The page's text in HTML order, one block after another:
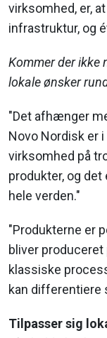
virksomhed, er,
infrastruktur, og
Kommer der ikke
lokale ønsker
"Det afhænger
Novo Nordisk er
virksomhed på
produkter, og
hele verden."
"Produkterne er
bliver produceret
klassiske
kan differentiere
Tilpasser sig